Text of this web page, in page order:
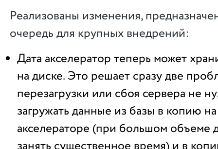
Реализованы изменения,
очередь для крупных внедрений:
Дата акселератор теперь может
на диске. Это решает сразу две
перезагрузки или сбоя сервера не
загружать данные из базы в копию
акселераторе (при большом объеме